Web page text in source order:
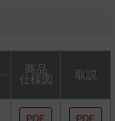
商品
仕様図
取説